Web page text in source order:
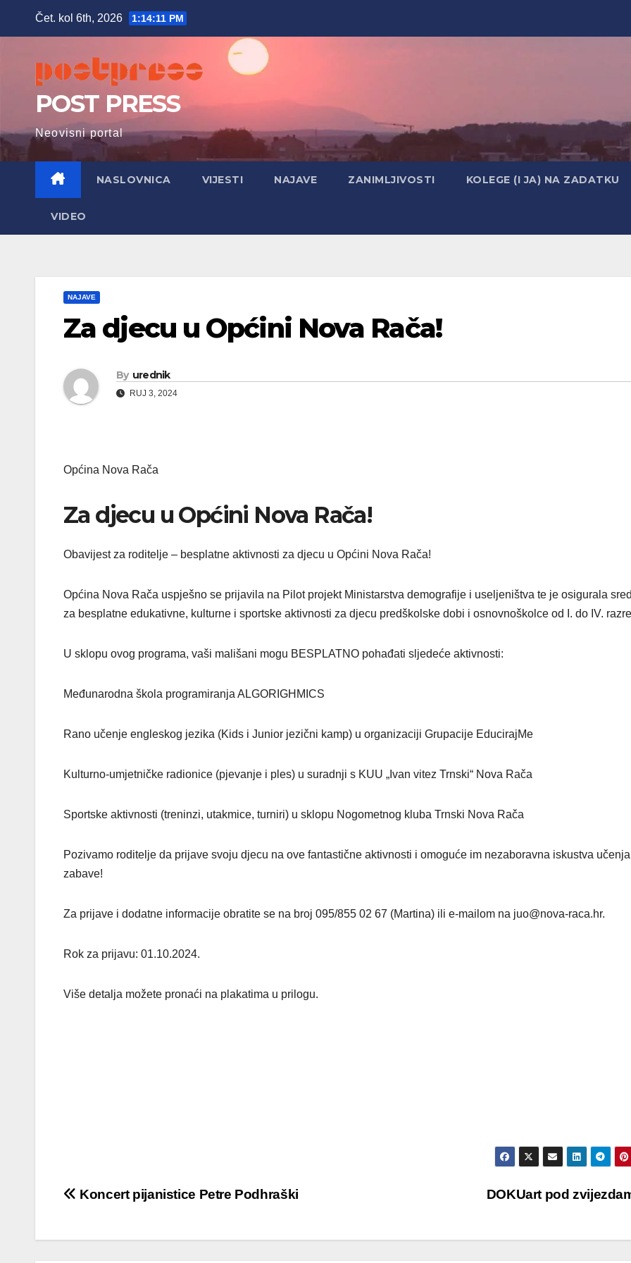
Čet. kol 6th, 2026 1:14:12 PM
POST PRESS
Neovisni portal
NASLOVNICA VIJESTI NAJAVE ZANIMLJIVOSTI KOLEGE (I JA) NA ZADATKU
VIDEO
NAJAVE
Za djecu u Općini Nova Rača!
By urednik
RUJ 3, 2024
Općina Nova Rača
Za djecu u Općini Nova Rača!
Obavijest za roditelje – besplatne aktivnosti za djecu u Općini Nova Rača!
Općina Nova Rača uspješno se prijavila na Pilot projekt Ministarstva demografije i useljeništva te je osigurala
za besplatne edukativne, kulturne i sportske aktivnosti za djecu predškolske dobi i osnovnoškolce od I. do IV.
U sklopu ovog programa, vaši mališani mogu BESPLATNO pohađati sljedeće aktivnosti:
Međunarodna škola programiranja ALGORIGHMICS
Rano učenje engleskog jezika (Kids i Junior jezični kamp) u organizaciji Grupacije EducirajMe
Kulturno-umjetničke radionice (pjevanje i ples) u suradnji s KUU „Ivan vitez Trnski“ Nova Rača
Sportske aktivnosti (treninzi, utakmice, turniri) u sklopu Nogometnog kluba Trnski Nova Rača
Pozivamo roditelje da prijave svoju djecu na ove fantastične aktivnosti i omoguće im nezaboravna iskustva
zabave!
Za prijave i dodatne informacije obratite se na broj 095/855 02 67 (Martina) ili e-mailom na juo@nova-raca.hr.
Rok za prijavu: 01.10.2024.
Više detalja možete pronaći na plakatima u prilogu.
Navigacija
DOKUart pod
Koncert pijanistice Petre Podhraški